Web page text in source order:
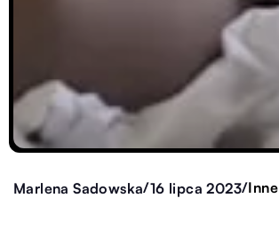
Marlena Sadowska/16 lipca 2023/Inne